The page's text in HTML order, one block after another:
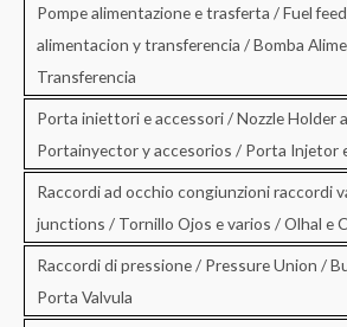
Pompe alimentazione e trasferta / Fuel
alimentacion y transferencia / Bomba
Transferencia
Porta iniettori e accessori / Nozzle Holder
Portainyector y accesorios / Porta Injetor
Raccordi ad occhio congiunzioni raccordi
junctions / Tornillo Ojos e varios / Olhal e
Raccordi di pressione / Pressure Union /
Porta Valvula